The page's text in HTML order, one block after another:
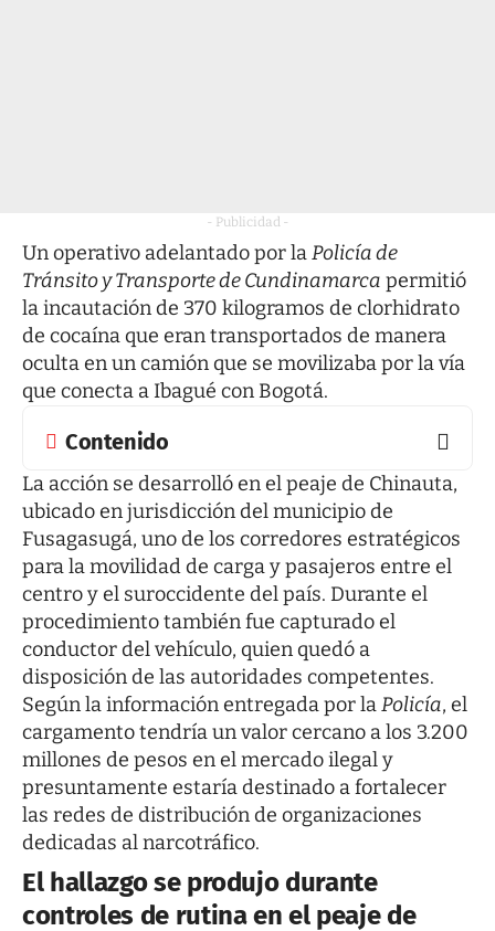
- Publicidad -
Un operativo adelantado por laPolicía de
Tránsito y Transporte de Cundinamarca permitió
la incautación de 370 kilogramos de clorhidrato
de cocaína que eran transportados de manera
oculta en un camión que se movilizaba por la vía
que conecta a Ibagué con Bogotá.
Contenido
La acción se desarrolló en el peaje de Chinauta,
ubicado en jurisdicción del municipio de
Fusagasugá, uno de los corredores estratégicos
para la movilidad de carga y pasajeros entre el
centro y el suroccidente del país. Durante el
procedimiento también fue capturado el
conductor del vehículo, quien quedó a
disposición de las autoridades competentes.
Según la información entregada por laPolicía, el
cargamento tendría un valor cercano a los 3.200
millones de pesos en el mercado ilegal y
presuntamente estaría destinado a fortalecer
las redes de distribución de organizaciones
dedicadas al narcotráfico.
El hallazgo se produjo durante
controles de rutina en el peaje de